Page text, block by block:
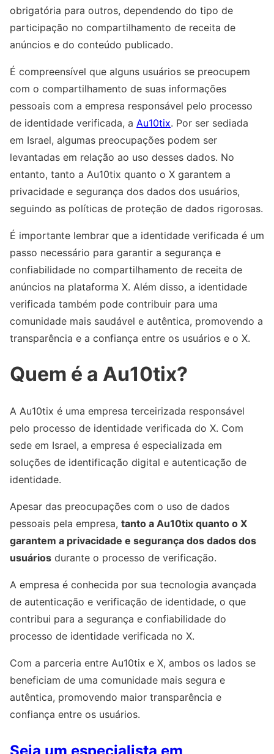
obrigatória para outros, dependendo do tipo de
participação no compartilhamento de receita de
anúncios e do conteúdo publicado.
É compreensível que alguns usuários se preocupem
com o compartilhamento de suas informações
pessoais com a empresa responsável pelo processo
de identidade verificada, a Au10tix. Por ser sediada
em Israel, algumas preocupações podem ser
levantadas em relação ao uso desses dados. No
entanto, tanto a Au10tix quanto o X garantem a
privacidade e segurança dos dados dos usuários,
seguindo as políticas de proteção de dados rigorosas.
É importante lembrar que a identidade verificada é um
passo necessário para garantir a segurança e
confiabilidade no compartilhamento de receita de
anúncios na plataforma X. Além disso, a identidade
verificada também pode contribuir para uma
comunidade mais saudável e autêntica, promovendo a
transparência e a confiança entre os usuários e o X.
Quem é a Au10tix?
A Au10tix é uma empresa terceirizada responsável
pelo processo de identidade verificada do X. Com
sede em Israel, a empresa é especializada em
soluções de identificação digital e autenticação de
identidade.
Apesar das preocupações com o uso de dados
pessoais pela empresa, tanto a Au10tix quanto o X
garantem a privacidade e segurança dos dados dos
usuários durante o processo de verificação.
A empresa é conhecida por sua tecnologia avançada
de autenticação e verificação de identidade, o que
contribui para a segurança e confiabilidade do
processo de identidade verificada no X.
Com a parceria entre Au10tix e X, ambos os lados se
beneficiam de uma comunidade mais segura e
autêntica, promovendo maior transparência e
confiança entre os usuários.
Seja um especialista em